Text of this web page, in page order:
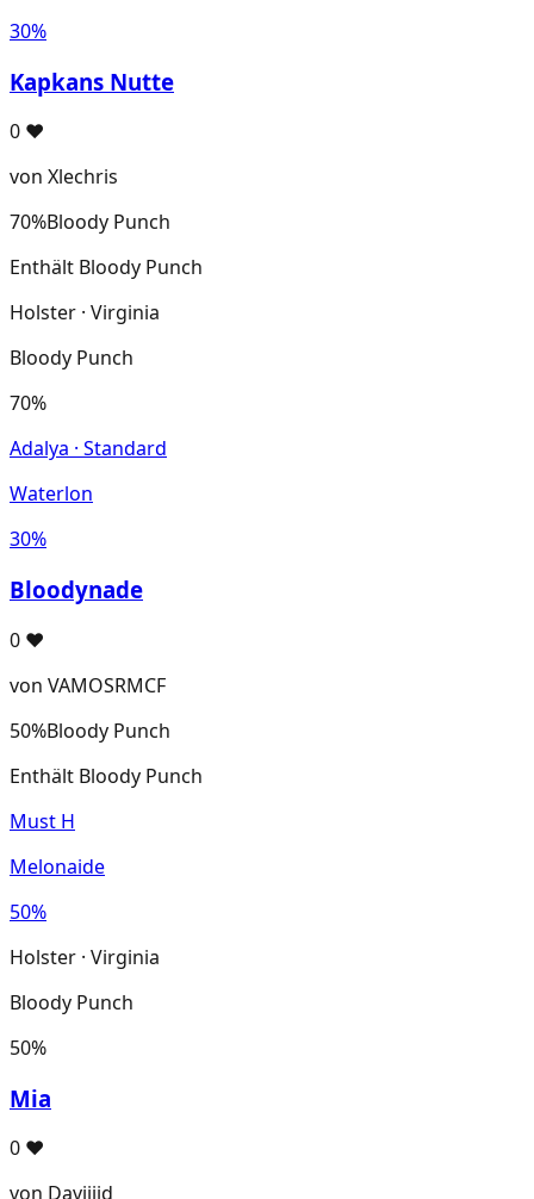
30%
Kapkans Nutte
0 ♥
von Xlechris
70%Bloody Punch
Enthält Bloody Punch
Holster · Virginia
Bloody Punch
70%
Adalya · Standard
Waterlon
30%
Bloodynade
0 ♥
von VAMOSRMCF
50%Bloody Punch
Enthält Bloody Punch
Must H
Melonaide
50%
Holster · Virginia
Bloody Punch
50%
Mia
0 ♥
von Daviiiid